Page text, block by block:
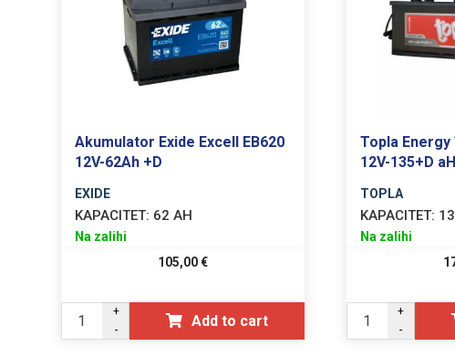
Akumulator Exide Excell EB620
12V-62Ah +D
EXIDE
KAPACITET: 62 AH
Na zalihi
105,00€
+
-
Add to cart
Topla Energy
12V-135+D aH
TOPLA
KAPACITET:
Na zalihi
+
-